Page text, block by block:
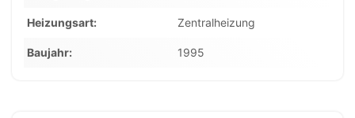
Heizungsart Zentralheizung
Baujahr 1995